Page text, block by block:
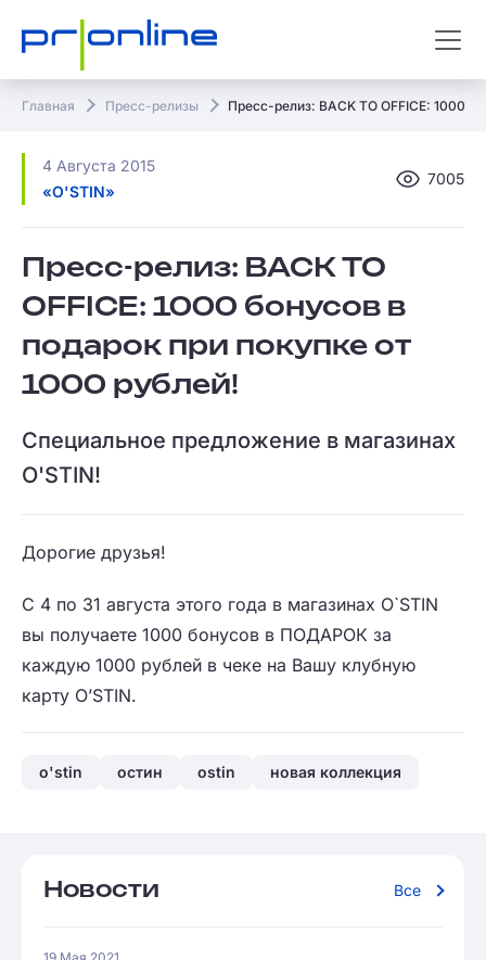
Главная Пресс-релизы Пресс-релиз: BACK TO OFFICE: 1000
4 Августа 2015
«O'STIN»
7005
Пресс-релиз: BACK TO
OFFICE: 1000 бонусов в
подарок при покупке от
1000 рублей!
Специальное предложение в магазинах
O'STIN!
Дорогие друзья!
С 4 по 31 августа этого года в магазинах O`STIN
вы получаете 1000 бонусов в ПОДАРОК за
каждую 1000 рублей в чеке на Вашу клубную
карту O’STIN.
o'stin остин ostin новая коллекция
Новости Все